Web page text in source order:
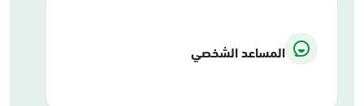
المساعد الشخصي